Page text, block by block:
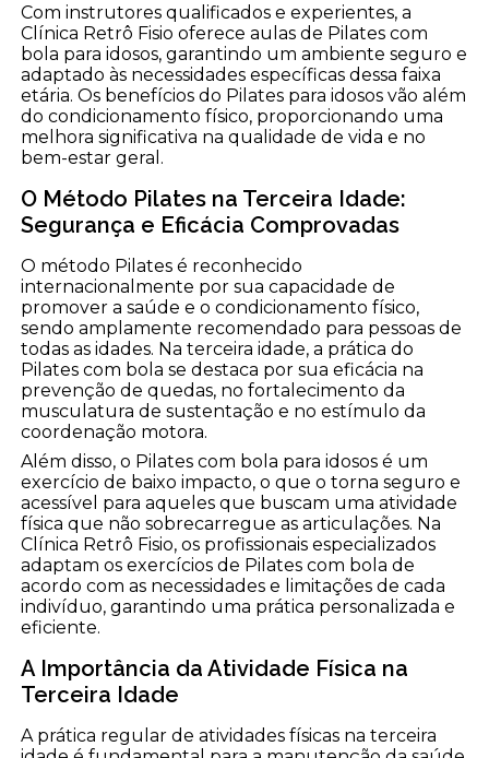
Com instrutores qualificados e experientes, a
Clínica Retrô Fisio oferece aulas de Pilates com
bola para idosos, garantindo um ambiente seguro e
adaptado às necessidades específicas dessa faixa
etária. Os benefícios do Pilates para idosos vão além
do condicionamento físico, proporcionando uma
melhora significativa na qualidade de vida e no
bem-estar geral.
O Método Pilates na Terceira Idade:
Segurança e Eficácia Comprovadas
O método Pilates é reconhecido
internacionalmente por sua capacidade de
promover a saúde e o condicionamento físico,
sendo amplamente recomendado para pessoas de
todas as idades. Na terceira idade, a prática do
Pilates com bola se destaca por sua eficácia na
prevenção de quedas, no fortalecimento da
musculatura de sustentação e no estímulo da
coordenação motora.
Além disso, o Pilates com bola para idosos é um
exercício de baixo impacto, o que o torna seguro e
acessível para aqueles que buscam uma atividade
física que não sobrecarregue as articulações. Na
Clínica Retrô Fisio, os profissionais especializados
adaptam os exercícios de Pilates com bola de
acordo com as necessidades e limitações de cada
indivíduo, garantindo uma prática personalizada e
eficiente.
A Importância da Atividade Física na
Terceira Idade
A prática regular de atividades físicas na terceira